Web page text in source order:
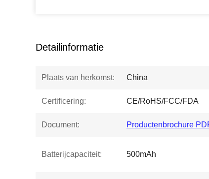
Detailinformatie
Plaats van herkomst: China
Certificering: CE/RoHS/FCC/FDA
Document: Productenbrochure
Batterijcapaciteit: 500mAh